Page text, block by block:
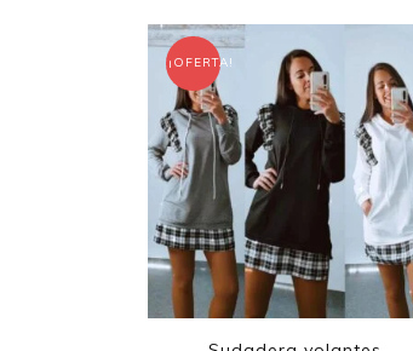
¡OFERTA!